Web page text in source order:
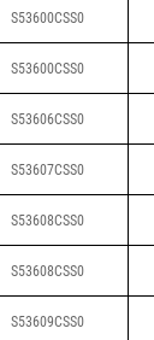
S53600CSS0
S53600CSS0
S53606CSS0
S53607CSS0
S53608CSS0
S53608CSS0
S53609CSS0